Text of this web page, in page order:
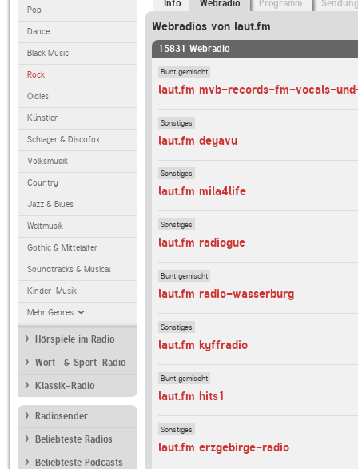
Pop
Dance
Black Music
Rock
Oldies
Künstler
Schlager & Discofox
Volksmusik
Country
Jazz & Blues
Weltmusik
Gothic & Mittelalter
Soundtracks & Musical
Kinder-Musik
Mehr Genres
Hörspiele im Radio
Wort- & Sport-Radio
Klassik-Radio
Radiosender
Beliebteste Radios
Beliebteste Podcasts
Info Webradio Programm
Webradios von laut.fm
15831 Webradio
Bunt gemischt
laut.fm mvb-records-fm-vocals-
Sonstiges
laut.fm deyavu
Sonstiges
laut.fm mila4life
Sonstiges
laut.fm radiogue
Bunt gemischt
laut.fm radio-wasserburg
Sonstiges
laut.fm kyffradio
Bunt gemischt
laut.fm hits1
Sonstiges
laut.fm erzgebirge-radio